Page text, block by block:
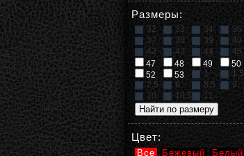
Размеры:
32 33 34 35
37
38 39 40
42
43 44 45
47
48 49 50
52
53 1 1,5
2,5
8 8,5 9
10
10,5 11
Цвет:
Все Бежевый
Белый